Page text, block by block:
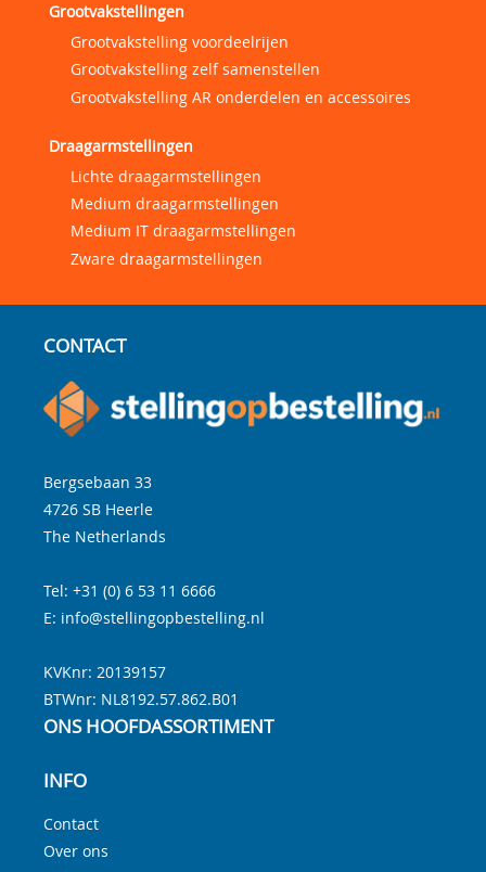
Grootvakstellingen
Grootvakstelling voordeelrijen
Grootvakstelling zelf samenstellen
Grootvakstelling AR onderdelen en accessoires
Draagarmstellingen
Lichte draagarmstellingen
Medium draagarmstellingen
Medium IT draagarmstellingen
Zware draagarmstellingen
CONTACT
Bergsebaan 33
4726 SB Heerle
The Netherlands
Tel: +31 (0) 6 53 11 6666
E: info@stellingopbestelling.nl
KVKnr: 20139157
BTWnr: NL8192.57.862.B01
ONS HOOFDASSORTIMENT
INFO
Contact
Over ons